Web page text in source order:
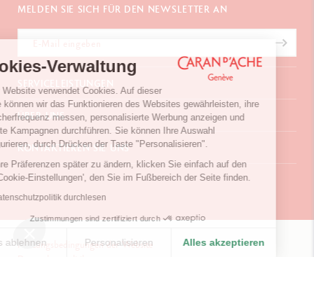
Cookies-Verwaltung
Unser Website verwendet Cookies. Auf dieser
Weise können wir das Funktionieren des Websites gewährleisten, ihre
Besucherfrequenz messen, personalisierte Werbung anzeigen und
gezielte Kampagnen durchführen. Sie können Ihre Auswahl
konfigurieren, durch Drücken der Taste "Personalisieren".
Um Ihre Präferenzen später zu ändern, klicken Sie einfach auf den
Link 'Cookie-Einstellungen', den Sie im Fußbereich der Seite finden.
Die Datenschutzpolitik durchlesen
Zustimmungen sind zertifiziert durch
Alles ablehnen Personalisieren Alles akzeptieren
MELDEN SIE SICH FÜR DEN NEWSLETTER AN
E-Geschenkgutschein
Zahlungen
Versand und Lieferung
Retouren
Geschenkverpackung
Werbegeschenke
Garantieverlängerung
ÜBER UNS
Häufig gestellte Fragen
Verkaufsstellen
Inspiration
Karriere
KONTAKTIEREN SIE UNS
Chemin du Foron 19
CH-1226 Thônex-Genf
Schweiz
Nutzungsbedingungen der Website